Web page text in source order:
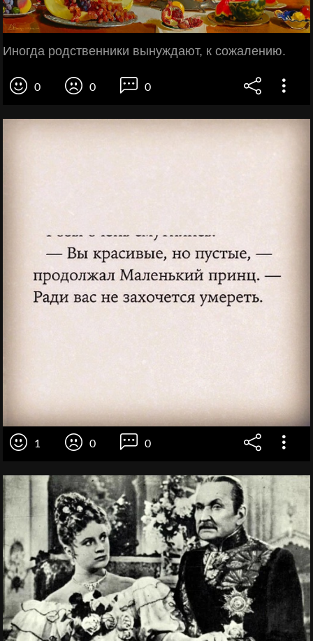
Иногда родственники вынуждают, к сожалению.
0 0 0
1 0 0